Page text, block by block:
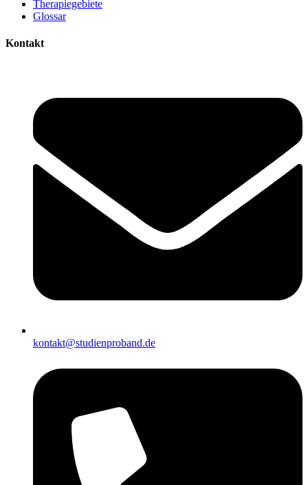
Therapiegebiete
Glossar
Kontakt
kontakt@studienproband.de